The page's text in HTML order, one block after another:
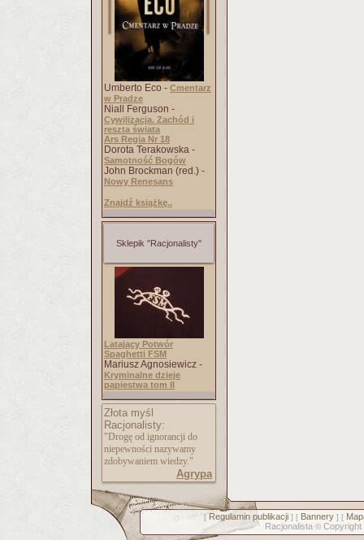
Umberto Eco - Cmentarz
w Pradze
Niall Ferguson -
Cywilizacja. Zachód i
reszta świata
Ars Regia Nr 18
Dorota Terakowska -
Samotność Bogów
John Brockman (red.) -
Nowy Renesans
Znajdź książkę..
Sklepik "Racjonalisty"
Latający Potwór
Spaghetti FSM
Mariusz Agnosiewicz -
Kryminalne dzieje
papiestwa tom II
Złota myśl
Racjonalisty:
"Drogę od ignorancji do
niepewności nazywamy
zdobywaniem wiedzy."
Agrypa
[ Regulamin publikacji] [ Bannery] [
Racjonalista © Copyright